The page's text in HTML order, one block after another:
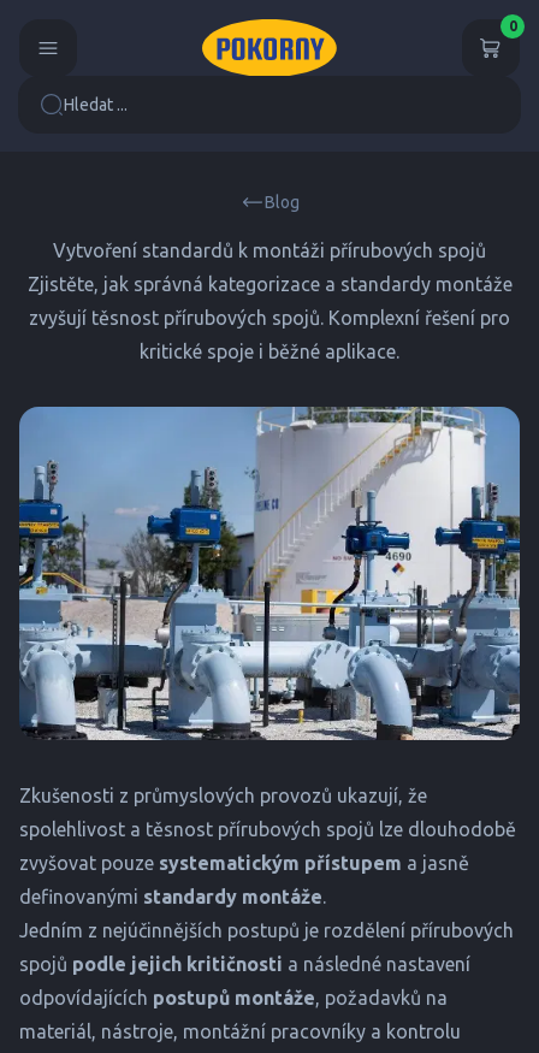
Hledat ...
0
Blog
Vytvoření standardů k montáži přírubových spojů
Zjistěte, jak správná kategorizace a standardy montáže
zvyšují těsnost přírubových spojů. Komplexní řešení pro
kritické spoje i běžné aplikace.
Zkušenosti z průmyslových provozů ukazují, že
spolehlivost a těsnost přírubových spojů lze dlouhodobě
zvyšovat pouze systematickým přístupem a jasně
definovanými standardy montáže.
Jedním z nejúčinnějších postupů je rozdělení přírubových
spojů podle jejich kritičnosti a následné nastavení
odpovídajících postupů montáže, požadavků na
materiál, nástroje, montážní pracovníky a kontrolu